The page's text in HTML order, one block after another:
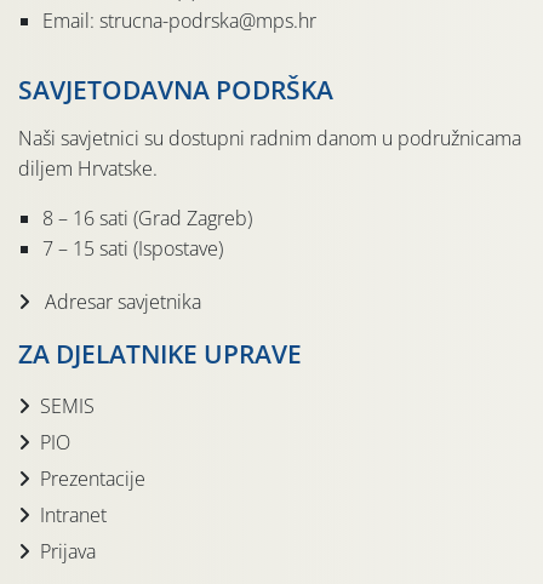
Email: strucna-podrska@mps.hr
SAVJETODAVNA PODRŠKA
Naši savjetnici su dostupni radnim danom u podružnicama
diljem Hrvatske.
8 – 16 sati (Grad Zagreb)
7 – 15 sati (Ispostave)
Adresar savjetnika
ZA DJELATNIKE UPRAVE
SEMIS
PIO
Prezentacije
Intranet
Prijava